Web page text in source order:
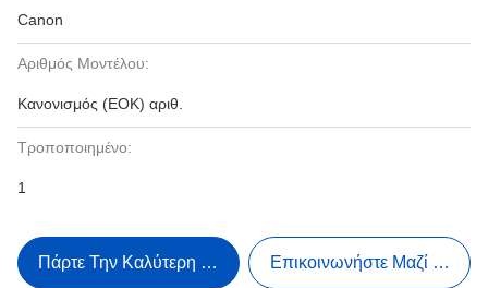
Canon
Αριθμός Μοντέλου:
Κανονισμός (ΕΟΚ) αριθ.
Τροποποιημένο:
1
Πάρτε Την Καλύτερη Τιμή Επικοινωνήστε Μαζί Μας